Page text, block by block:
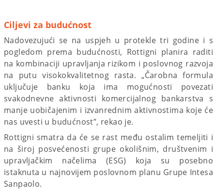
Ciljevi za budućnost
Nadovezujući se na uspjeh u protekle tri godine i s
pogledom prema budućnosti, Rottigni planira raditi
na kombinaciji upravljanja rizikom i poslovnog razvoja
na putu visokokvalitetnog rasta. „Čarobna formula
uključuje banku koja ima mogućnosti povezati
svakodnevne aktivnosti komercijalnog bankarstva s
manje uobičajenim i izvanrednim aktivnostima koje će
nas uvesti u budućnost”, rekao je.
Rottigni smatra da će se rast među ostalim temeljiti i
na široj posvećenosti grupe okolišnim, društvenim i
upravljačkim načelima (ESG) koja su posebno
istaknuta u najnovijem poslovnom planu Grupe Intesa
Sanpaolo.